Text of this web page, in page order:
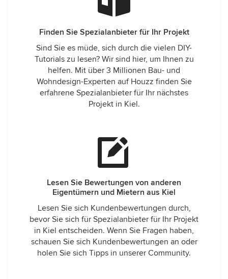
Finden Sie Spezialanbieter für Ihr Projekt
Sind Sie es müde, sich durch die vielen DIY-
Tutorials zu lesen? Wir sind hier, um Ihnen zu
helfen. Mit über 3 Millionen Bau- und
Wohndesign-Experten auf Houzz finden Sie
erfahrene Spezialanbieter für Ihr nächstes
Projekt in Kiel.
Lesen Sie Bewertungen von anderen
Eigentümern und Mietern aus Kiel
Lesen Sie sich Kundenbewertungen durch,
bevor Sie sich für Spezialanbieter für Ihr Projekt
in Kiel entscheiden. Wenn Sie Fragen haben,
schauen Sie sich Kundenbewertungen an oder
holen Sie sich Tipps in unserer Community.